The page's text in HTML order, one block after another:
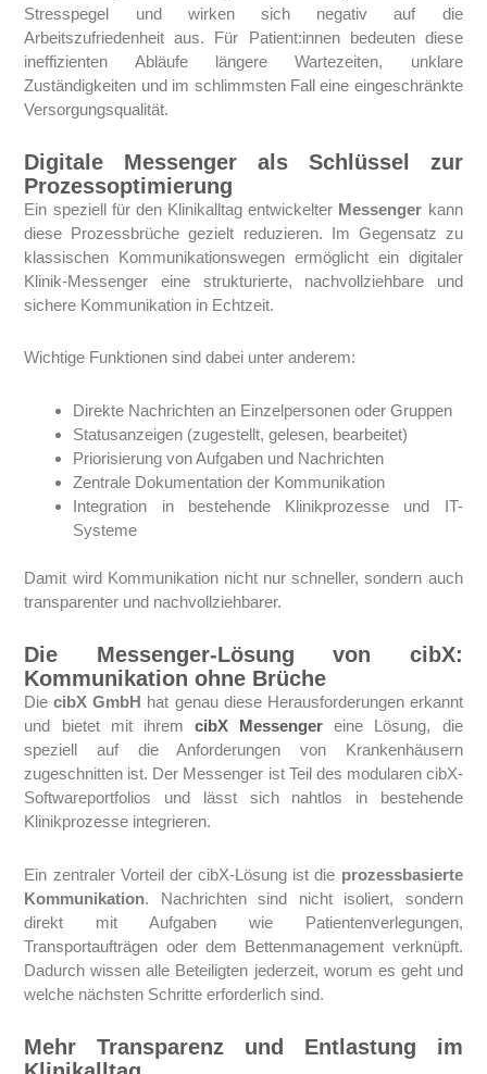
Stresspegel und wirken sich negativ auf die
Arbeitszufriedenheit aus. Für Patient:innen bedeuten diese
ineffizienten Abläufe längere Wartezeiten, unklare
Zuständigkeiten und im schlimmsten Fall eine eingeschränkte
Versorgungsqualität.
Digitale Messenger als Schlüssel zur
Prozessoptimierung
Ein speziell für den Klinikalltag entwickelter Messenger kann
diese Prozessbrüche gezielt reduzieren. Im Gegensatz zu
klassischen Kommunikationswegen ermöglicht ein digitaler
Klinik-Messenger eine strukturierte, nachvollziehbare und
sichere Kommunikation in Echtzeit.
Wichtige Funktionen sind dabei unter anderem:
Direkte Nachrichten an Einzelpersonen oder Gruppen
Statusanzeigen (zugestellt, gelesen, bearbeitet)
Priorisierung von Aufgaben und Nachrichten
Zentrale Dokumentation der Kommunikation
Integration in bestehende Klinikprozesse und IT-
Systeme
Damit wird Kommunikation nicht nur schneller, sondern auch
transparenter und nachvollziehbarer.
Die Messenger-Lösung von cibX:
Kommunikation ohne Brüche
DiecibX GmbH hat genau diese Herausforderungen erkannt
und bietet mit ihrem cibX Messenger
eine Lösung, die
speziell auf die Anforderungen von Krankenhäusern
zugeschnitten ist. Der Messenger ist Teil des modularen cibX-
Softwareportfolios und lässt sich nahtlos in bestehende
Klinikprozesse integrieren.
Ein zentraler Vorteil der cibX-Lösung ist die prozessbasierte
Kommunikation. Nachrichten sind nicht isoliert, sondern
direkt mit Aufgaben wie Patientenverlegungen,
Transportaufträgen oder dem Bettenmanagement verknüpft.
Dadurch wissen alle Beteiligten jederzeit, worum es geht und
welche nächsten Schritte erforderlich sind.
Mehr Transparenz und Entlastung im